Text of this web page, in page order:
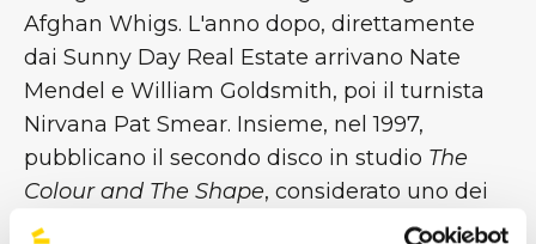
Afghan Whigs. L'anno dopo, direttamente
dai Sunny Day Real Estate arrivano Nate
Mendel e William Goldsmith, poi il turnista
Nirvana Pat Smear. Insieme, nel 1997,
pubblicano il secondo disco in studio The
Colour and The Shape, considerato uno dei
migliori lavori di sempre; seguono vari cambi